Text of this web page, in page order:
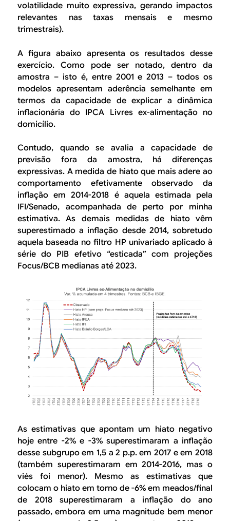
volatilidade muito expressiva, gerando impactos
relevantes nas taxas mensais e mesmo
trimestrais).
A figura abaixo apresenta os resultados desse
exercício. Como pode ser notado, dentro da
amostra – isto é, entre 2001 e 2013 – todos os
modelos apresentam aderência semelhante em
termos da capacidade de explicar a dinâmica
inflacionária do IPCA Livres ex-alimentação no
domicílio.
Contudo, quando se avalia a capacidade de
previsão fora da amostra, há diferenças
expressivas. A medida de hiato que mais adere ao
comportamento efetivamente observado da
inflação em 2014-2018 é aquela estimada pela
IFI/Senado, acompanhada de perto por minha
estimativa. As demais medidas de hiato vêm
superestimado a inflação desde 2014, sobretudo
aquela baseada no filtro HP univariado aplicado à
série do PIB efetivo “esticada” com projeções
Focus/BCB medianas até 2023.
As estimativas que apontam um hiato negativo
hoje entre -2% e -3% superestimaram a inflação
desse subgrupo em 1,5 a 2 p.p. em 2017 e em 2018
(também superestimaram em 2014-2016, mas o
viés foi menor). Mesmo as estimativas que
colocam o hiato em torno de -6% em meados/final
de 2018 superestimaram a inflação do ano
passado, embora em uma magnitude bem menor